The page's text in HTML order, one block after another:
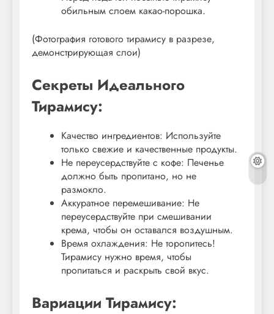
обильным слоем какао-порошка.
(Фотография готового тирамису в разрезе,
демонстрирующая слои)
Секреты Идеального
Тирамису:
Качество ингредиентов: Используйте
только свежие и качественные продукты.
Не переусердствуйте с кофе: Печенье
должно быть пропитано, но не
размокло.
Аккуратное перемешивание: Не
переусердствуйте при смешивании
крема, чтобы он оставался воздушным.
Время охлаждения: Не торопитесь!
Тирамису нужно время, чтобы
пропитаться и раскрыть свой вкус.
Вариации Тирамису: